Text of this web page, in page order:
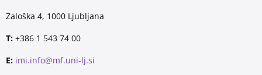
Zaloška 4, 1000 Ljubljana
T: +386 1 543 74 00
E: imi.info@mf.uni-lj.si